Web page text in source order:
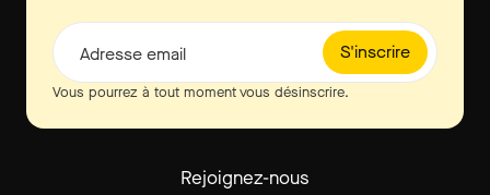
S'inscrire
Adresse email
Vous pourrez à tout moment vous désinscrire.
Rejoignez-nous